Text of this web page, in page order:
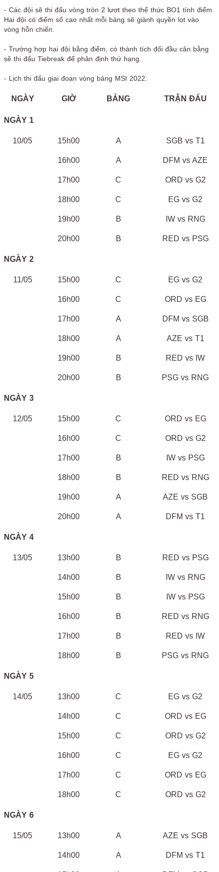
- Các đội sẽ thi đấu vòng tròn 2 lượt theo thể thức BO1 tính điểm.
Hai đội có điểm số cao nhất mỗi bảng sẽ giành quyền lọt vào
vòng hỗn chiến.
- Trường hợp hai đội bằng điểm, có thành tích đối đầu cân bằng
sẽ thi đấu Tiebreak để phân định thứ hạng.
- Lịch thi đấu giai đoạn vòng bảng MSI 2022:
NGÀY GIỜ BẢNG TRẬN ĐẤU
NGÀY 1
10/05 15h00 A SGB vs T1
16h00 A DFM vs AZE
17h00 C ORD vs G2
18h00 C EG vs G2
19h00 B IW vs RNG
20h00 B RED vs PSG
NGÀY 2
11/05 15h00 C EG vs G2
16h00 C ORD vs EG
17h00 A DFM vs SGB
18h00 A AZE vs T1
19h00 B RED vs IW
20h00 B PSG vs RNG
NGÀY 3
12/05 15h00 C ORD vs EG
16h00 C ORD vs G2
17h00 B IW vs PSG
18h00 B RED vs RNG
19h00 A AZE vs SGB
20h00 A DFM vs T1
NGÀY 4
13/05 13h00 B RED vs PSG
14h00 B IW vs RNG
15h00 B IW vs PSG
16h00 B RED vs RNG
17h00 B RED vs IW
18h00 B PSG vs RNG
NGÀY 5
14/05 13h00 C EG vs G2
14h00 C ORD vs EG
15h00 C ORD vs G2
16h00 C EG vs G2
17h00 C ORD vs EG
18h00 C ORD vs G2
NGÀY 6
15/05 13h00 A AZE vs SGB
14h00 A DFM vs T1